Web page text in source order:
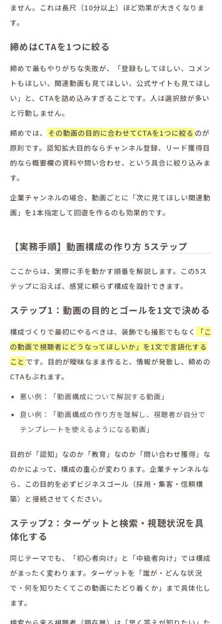
ません。これは長尺（10分以上）ほど効果が大きくなりま
す。
締めはCTAを1つに絞る
締めで最もやりがちな失敗が、「登録もしてほしい、コメン
トもほしい、関連動画も見てほしい、公式サイトも見てほし
い」と、CTAを詰め込みすぎることです。人は選択肢が多い
と行動しません。
締めでは、
その動画の目的に合わせてCTAを1つに絞る のが
原則です。認知拡大目的ならチャンネル登録、リード獲得目
的なら概要欄の資料や問い合わせ、という具合に絞り込みま
す。
企業チャンネルの場合、動画ごとに「次に見てほしい関連動
画」を1本指定して回遊を作るのも効果的です。
【実務手順】動画構成の作り方 5ステップ
ここからは、実際に手を動かす順番を解説します。この5ス
テップに沿えば、感覚に頼らず構成を設計できます。
ステップ1：動画の目的とゴールを1文で決める
構成づくりで最初にやるべきは、装飾でも撮影でもなく
「こ
の動画で視聴者にどうなってほしいか」を1文で言語化する
こと です。目的が曖昧なまま作ると、情報が発散し、締めの
CTAもぶれます。
悪い例：「動画構成について解説する動画」
良い例：「動画構成の作り方を理解し、視聴者が自分で
テンプレートを使えるようになる動画」
目的が「認知」なのか「教育」なのか「問い合わせ獲得」な
のかによって、構成の重心が変わります。企業チャンネルな
ら、この目的を必ずビジネスゴール（採用・集客・信頼構
築）と接続させてください。
ステップ2：ターゲットと検索・視聴状況を具
体化する
同じテーマでも、「初心者向け」と「中級者向け」では構成
がまったく変わります。ターゲットを「誰が・どんな状況
で・何を知りたくてこの動画にたどり着くか」まで具体化し
ます。